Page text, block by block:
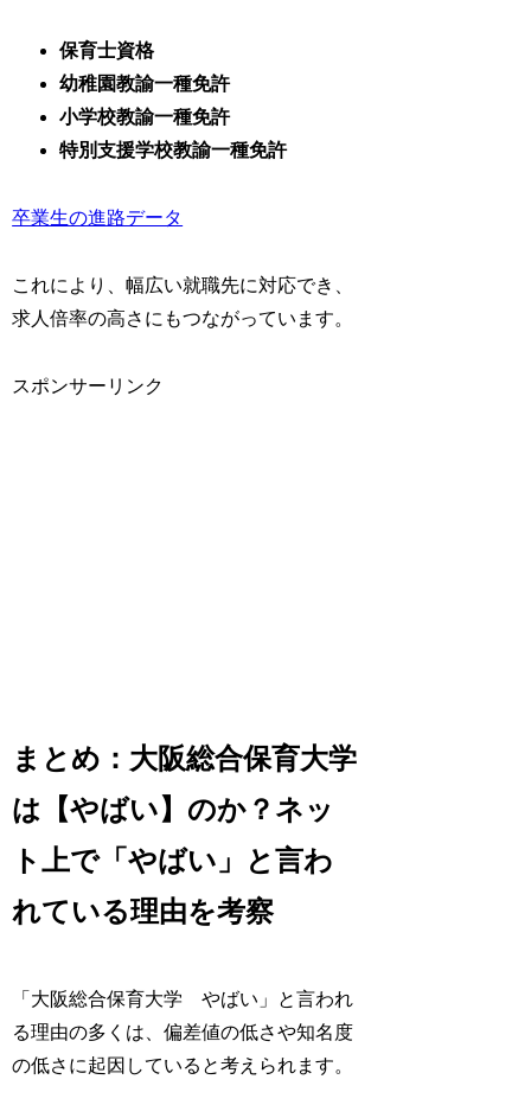
保育士資格
幼稚園教諭一種免許
小学校教諭一種免許
特別支援学校教諭一種免許
卒業生の進路データ
これにより、幅広い就職先に対応でき、
求人倍率の高さにもつながっています。
スポンサーリンク
まとめ：大阪総合保育大学
は【やばい】のか？ネッ
ト上で「やばい」と言わ
れている理由を考察
「大阪総合保育大学 やばい」と言われ
る理由の多くは、偏差値の低さや知名度
の低さに起因していると考えられます。